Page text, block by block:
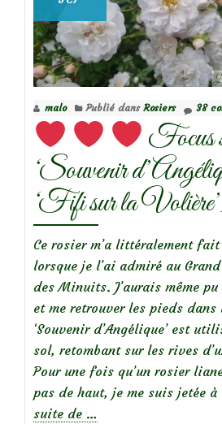
malo Publié dans Rosiers 38
Focus
‘Souvenir
‘Fifi sur la
Ce rosier m’a littéralement
lorsque je l’ai admiré au
des Minuits. J’aurais même
et me retrouver les pieds dans
‘Souvenir d’Angélique’ est
sol, retombant sur les rives
Pour une fois qu’un rosier
pas de haut, je me suis jetée
suite de …